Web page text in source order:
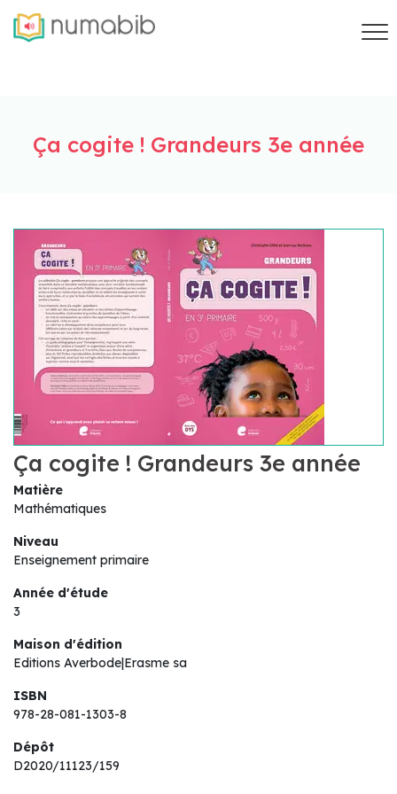
Ça cogite ! Grandeurs 3e année
Ça cogite ! Grandeurs 3e année
Matière
Mathématiques
Niveau
Enseignement primaire
Année d'étude
3
Maison d'édition
Editions Averbode|Erasme sa
ISBN
978-28-081-1303-8
Dépôt
D2020/11123/159